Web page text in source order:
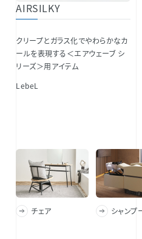
AIRSILKY
クリープとガラス化でやわらかなカ
ールを表現する＜エアウェーブ シ
リーズ＞用アイテム
LebeL
チェア シャンプ